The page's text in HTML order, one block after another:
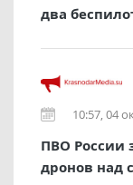
два
10:57, 04
ПВО России
дронов над